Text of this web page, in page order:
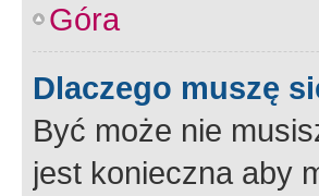
Góra
Dlaczego muszę
Być może nie
jest konieczna aby